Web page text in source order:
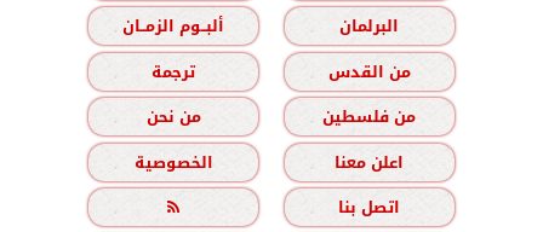
البرلمان
ألبــوم الزمــان
من القدس
ترجمة
من فلسطين
من نحن
اعلن معنا
الخصوصية
اتصل بنا
